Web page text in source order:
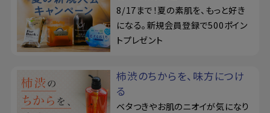
8/17まで！夏の素肌を、もっと好き
になる。新規会員登録で500ポイン
トプレゼント
柿渋のちからを、味方につけ
る
ベタつきやお肌のニオイが気になり